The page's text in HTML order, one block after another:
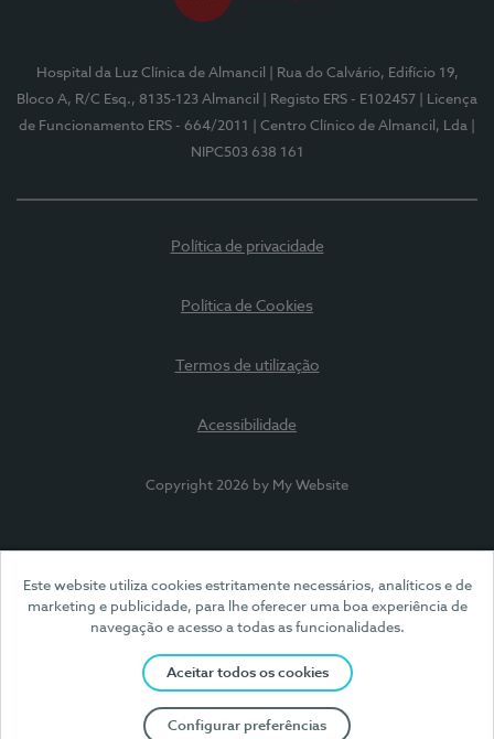
Este website utiliza cookies estritamente necessários, analíticos e de
marketing e publicidade, para lhe oferecer uma boa experiência de
navegação e acesso a todas as funcionalidades.
Aceitar todos os cookies
Configurar preferências
Hospital da Luz Clínica de Almancil
| Rua do Calvário, Edifício 19,
Bloco A, R/C Esq., 8135-123 Almancil
| Registo ERS - E102457
| Licença
de Funcionamento ERS - 664/2011
| Centro Clínico de Almancil, Lda
NIPC503 638 161
Política de privacidade
Política de Cookies
Termos de utilização
Acessibilidade
Copyright 2026 by My Website